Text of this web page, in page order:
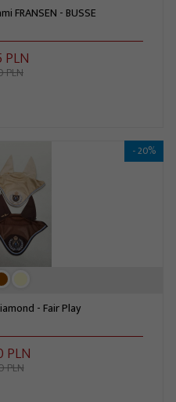
FRANSEN - BUSSE
PLN
PLN
- 20%
- Fair Play
PLN
PLN